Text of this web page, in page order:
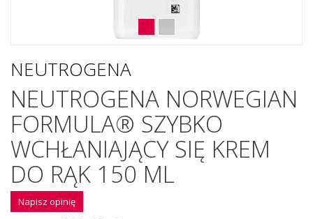
NEUTROGENA
NEUTROGENA NORWEGIAN
FORMULA® SZYBKO
WCHŁANIAJĄCY SIĘ KREM
DO RĄK 150 ML
Napisz opinię